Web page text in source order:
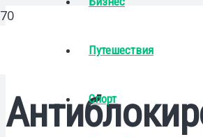
Путешествия
Спорт